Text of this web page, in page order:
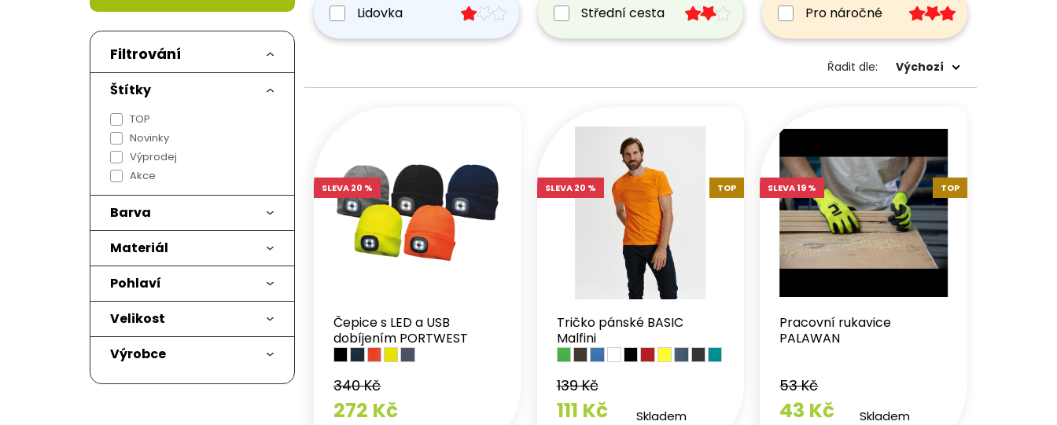
Lidovka Střední cesta Pro náročné
Řadit dle: Výchozí
Čepice s LED a USB
dobíjením PORTWEST
340 Kč
272 Kč
SLEVA 20 %
Tričko pánské BASIC
Malfini
139 Kč
111 Kč Skladem
SLEVA 20 % TOP
Pracovní rukavice
PALAWAN
53 Kč
43 Kč Skladem
SLEVA 19 % TOP
Filtrování
Štítky
TOP
Novinky
Výprodej
Akce
Barva
Materiál
Pohlaví
Velikost
Výrobce